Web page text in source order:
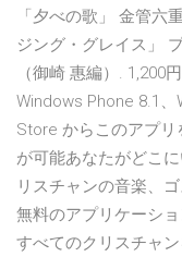
「夕べの歌」 金管六
ジング・グレイス」
（御崎 惠編）. 1,200
Windows Phone 8.1
Store からこのアプ
が可能あなたがどこ
リスチャンの音楽、
無料のアプリケーシ
すべてのクリスチャ